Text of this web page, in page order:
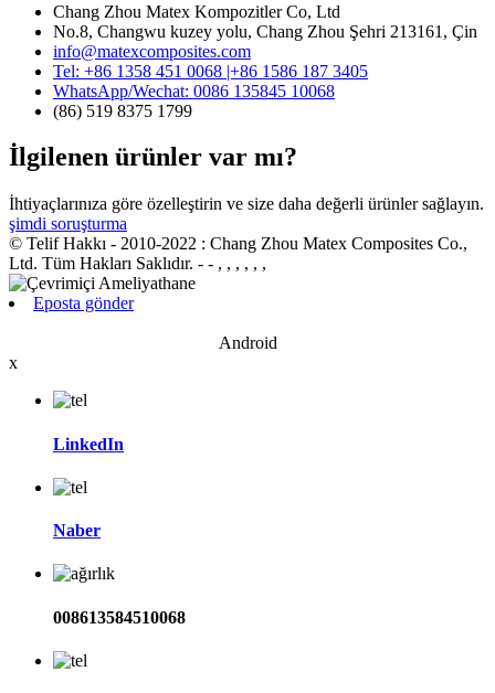
Chang Zhou Matex Kompozitler Co, Ltd
No.8, Changwu kuzey yolu, Chang Zhou Şehri 213161, Çin
info@matexcomposites.com
Tel: +86 1358 451 0068 |+86 1586 187 3405
WhatsApp/Wechat: 0086 135845 10068
(86) 519 8375 1799
İlgilenen ürünler var mı?
İhtiyaçlarınıza göre özelleştirin ve size daha değerli ürünler sağlayın.
şimdi soruşturma
© Telif Hakkı - 2010-2022 : Chang Zhou Matex Composites Co.,
Ltd. Tüm Hakları Saklıdır. - - , , , , , ,
Eposta gönder
Android
x
LinkedIn
Naber
008613584510068